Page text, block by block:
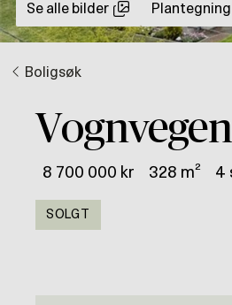
Se alle bilder Plantegning
Boligsøk
8 700 000 kr 328 m² 4
SOLGT